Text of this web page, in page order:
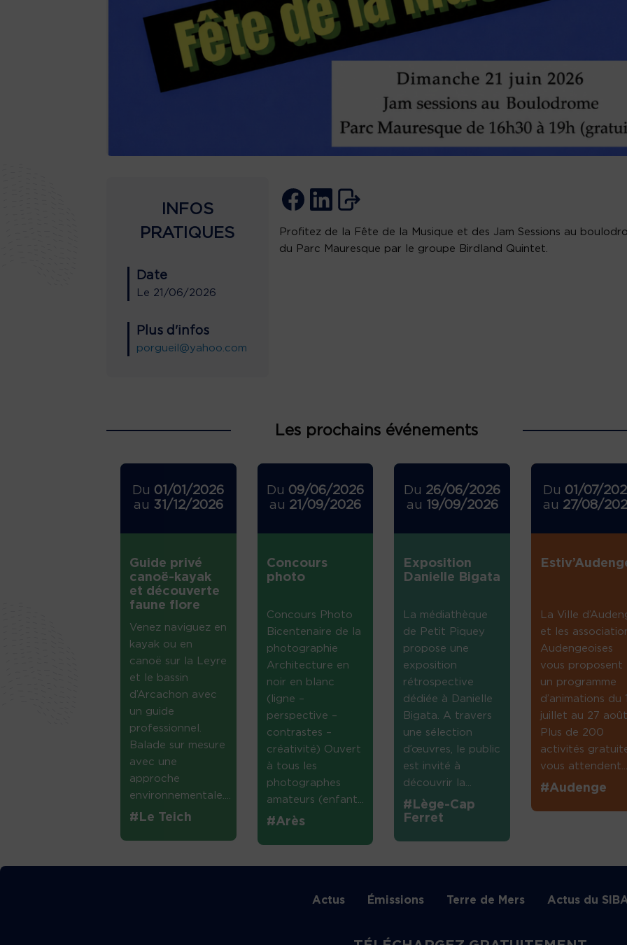
INFOS
PRATIQUES
Date
Le 21/06/2026
Plus d'infos
porgueil@yahoo.com
Profitez de la Fête de la Musique et des Jam Sessions au
du Parc Mauresque par le groupe Birdland Quintet.
Les prochains événements
Du 01/01/2026
au 31/12/2026
Guide privé
canoë-kayak
et découverte
faune flore
Venez naviguez en
kayak ou en
canoë sur la Leyre
et le bassin
d’Arcachon avec
un guide
professionnel.
Balade sur mesure
avec une
approche
environnementale....
#Le Teich
Du 09/06/2026
au 21/09/2026
Concours
photo
Concours Photo
Bicentenaire de la
photographie
Architecture en
noir en blanc
(ligne –
perspective –
contrastes –
créativité) Ouvert
à tous les
photographes
amateurs (enfant...
#Arès
Du 26/06/2026
au 19/09/2026
Exposition
Danielle Bigata
La médiathèque
de Petit Piquey
propose une
exposition
rétrospective
dédiée à Danielle
Bigata. A travers
une sélection
d’œuvres, le public
est invité à
découvrir la...
#Lège-Cap
Ferret
Du 01/07/
au 27/08/
La Ville
et les
Audengeoises
vous proposent
un programme
d’animations du
juillet au 27
Plus de 200
activités
vous
#Audenge
Actus Émissions Terre de Mers Actus du